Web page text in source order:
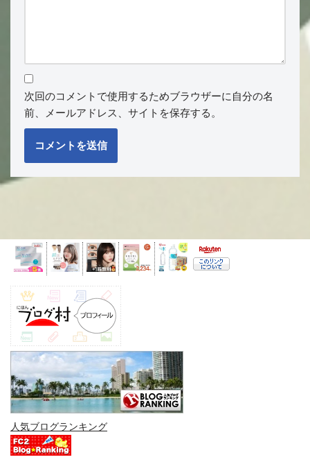
次回のコメントで使用するためブラウザーに自分の名
前、メールアドレス、サイトを保存する。
人気ブログランキング